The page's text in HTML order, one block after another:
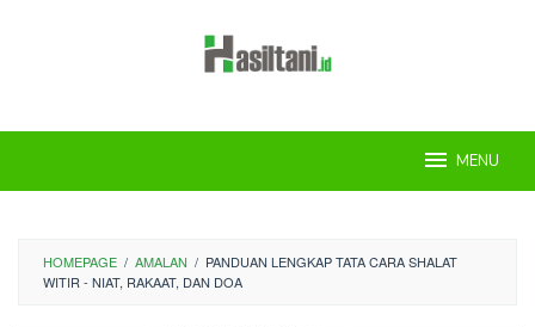
MENU
HOMEPAGE / AMALAN / PANDUAN LENGKAP TATA CARA SHALAT
WITIR - NIAT, RAKAAT, DAN DOA